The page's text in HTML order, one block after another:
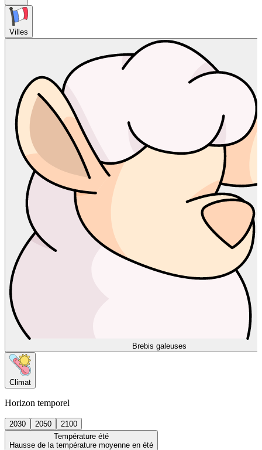
Villes
Brebis galeuses
Climat
Horizon temporel
2030 2050
2100
Température été
Hausse de la température moyenne en été